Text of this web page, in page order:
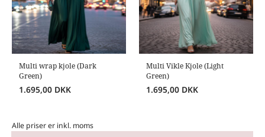
Multi wrap kjole (Dark
Green)
1.695,00 DKK
Multi Vikle Kjole (Light
Green)
1.695,00 DKK
Alle priser er inkl. moms